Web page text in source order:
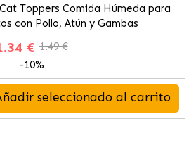
Toppers Comida Húmeda para
con Pollo, Atún y Gambas
€ 1.49 €
-10%
seleccionado al carrito